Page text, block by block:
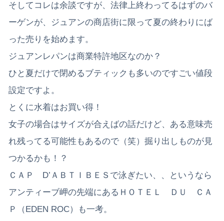
そしてコレは余談ですが、法律上終わってるはずのバ
ーゲンが、ジュアンの商店街に限って夏の終わりにば
った売りを始めます。
ジュアンレパンは商業特許地区なのか？
ひと夏だけで閉めるブティックも多いのですごい値段
設定ですよ。
とくに水着はお買い得！
女子の場合はサイズが合えばの話だけど、ある意味売
れ残ってる可能性もあるので（笑）掘り出しものが見
つかるかも！？
ＣＡＰ D’ＡＢＴＩＢＥＳで泳ぎたい、、というなら
アンティーブ岬の先端にあるＨＯＴＥＬ ＤＵ ＣＡ
Ｐ（EDEN ROC）も一考。